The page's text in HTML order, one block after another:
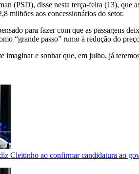
(PSD), disse nesta terça-feira (13), que
milhões aos concessionários do setor.
para fazer com que as passagens
“grande passo” rumo à redução do
imaginar e sonhar que, em julho, já
Cleitinho ao confirmar candidatura ao